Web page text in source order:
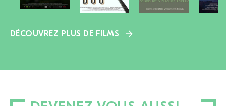
DÉCOUVREZ PLUS DE FILMS